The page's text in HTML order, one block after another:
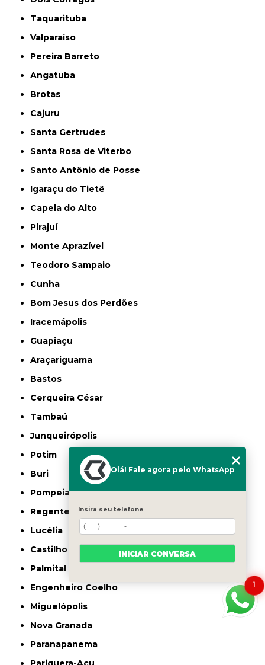
Taquarituba
Valparaíso
Pereira Barreto
Angatuba
Brotas
Cajuru
Santa Gertrudes
Santa Rosa de Viterbo
Santo Antônio de Posse
Igaraçu do Tietê
Capela do Alto
Pirajuí
Monte Aprazível
Teodoro Sampaio
Cunha
Bom Jesus dos Perdões
Iracemápolis
Guapiaçu
Araçariguama
Bastos
Cerqueira César
Tambaú
Junqueirópolis
Potim
Buri
Pompeia
Regente Feijó
Lucélia
Castilho
Palmital
Engenheiro Coelho
Miguelópolis
Nova Granada
Paranapanema
1
Olá! Fale agora pelo WhatsApp
Insira seu telefone
INICIAR CONVERSA